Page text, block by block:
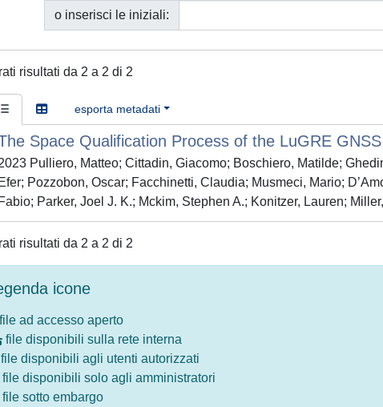
o inserisci le iniziali:
risultati da 2 a 2 di 2
esporta metadati
Space Qualification Process of the LuGRE
Pulliero, Matteo; Cittadin, Giacomo; Boschiero, Matilde;
Efer; Pozzobon, Oscar; Facchinetti, Claudia; Musmeci, Mario;
Fabio; Parker, Joel J. K.; Mckim, Stephen A.; Konitzer, Lauren;
risultati da 2 a 2 di 2
icone
file ad accesso aperto
file disponibili sulla rete interna
file disponibili agli utenti autorizzati
file disponibili solo agli amministratori
file sotto embargo